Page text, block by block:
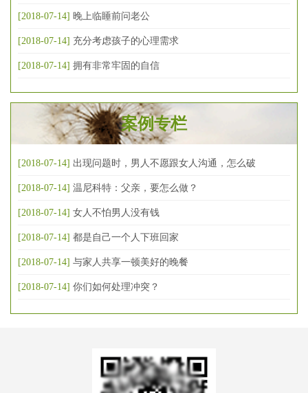
[2018-07-14] 晚上临睡前问老公
[2018-07-14] 充分考虑孩子的心理需求
[2018-07-14] 拥有非常牢固的自信
案例专栏
[2018-07-14] 出现问题时，男人不愿跟女人沟通，怎么破
[2018-07-14] 温尼科特：父亲，要怎么做？
[2018-07-14] 女人不怕男人没有钱
[2018-07-14] 都是自己一个人下班回家
[2018-07-14] 与家人共享一顿美好的晚餐
[2018-07-14] 你们如何处理冲突？